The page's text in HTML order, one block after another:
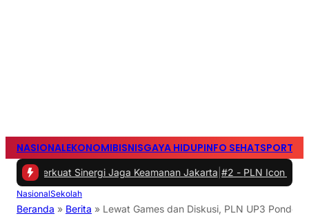
NASIONALEKONOMIBISNISGAYA HIDUPINFO SEHATSPORTS
Sinergi Jaga Keamanan Jakarta|#2 -PLN Icon Plus Berikan
NasionalSekolah
Beranda » Berita » Lewat Games dan Diskusi, PLN UP3